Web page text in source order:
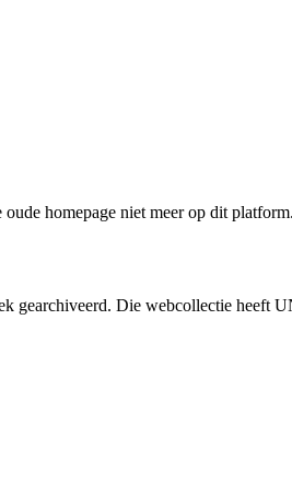
homepage niet meer op dit platform.
Die webcollectie heeft